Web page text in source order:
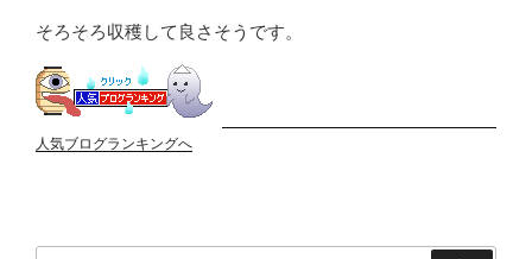
そろそろ収穫して良さそうです。
人気ブログランキングへ